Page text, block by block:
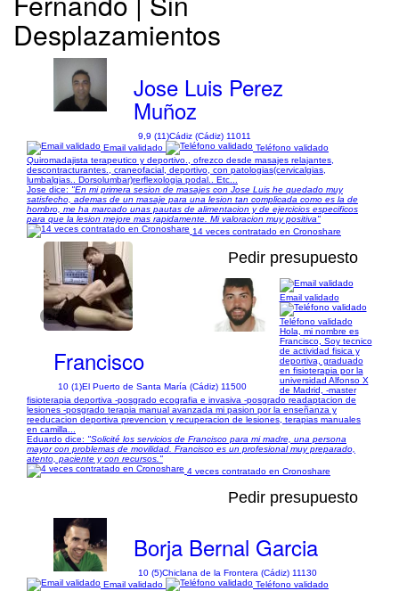
Desplazamientos
Jose Luis Perez
Muñoz
9,9 (11)Cádiz (Cádiz) 11011
Email validado
Teléfono validado
Quiromadajista terapeutico y deportivo., ofrezco desde masajes relajantes,
descontracturantes., craneofacial, deportivo, con patologias(cervicalgias,
lumbalgias.. Dorsolumbar)rerflexologia podal.. Etc...
Jose dice: "En mi primera sesion de masajes con Jose Luis he quedado muy
satisfecho, ademas de un masaje para una lesion tan complicada como es la de
hombro, me ha marcado unas pautas de alimentacion y de ejercicios especificos
para que la lesion mejore mas rapidamente. Mi valoracion muy positiva"
14 veces contratado en Cronoshare
1/2
Pedir presupuesto
Francisco
10 (1)El Puerto de Santa María (Cádiz) 11500
Email validado
Teléfono validado
Hola, mi nombre es
Francisco, Soy tecnico
de actividad fisica y
deportiva, graduado
en fisioterapia por la
universidad Alfonso X
de Madrid, -master
fisioterapia deportiva -posgrado ecografia e invasiva -posgrado readaptacion de
lesiones -posgrado terapia manual avanzada mi pasion por la enseñanza y
reeducacion deportiva prevencion y recuperacion de lesiones, terapias manuales
en camilla...
Eduardo dice: "Solicité los servicios de Francisco para mi madre, una persona
mayor con problemas de movilidad. Francisco es un profesional muy preparado,
atento, paciente y con recursos."
4 veces contratado en Cronoshare
Pedir presupuesto
Borja Bernal Garcia
10 (5)Chiclana de la Frontera (Cádiz) 11130
Email validado
Teléfono validado